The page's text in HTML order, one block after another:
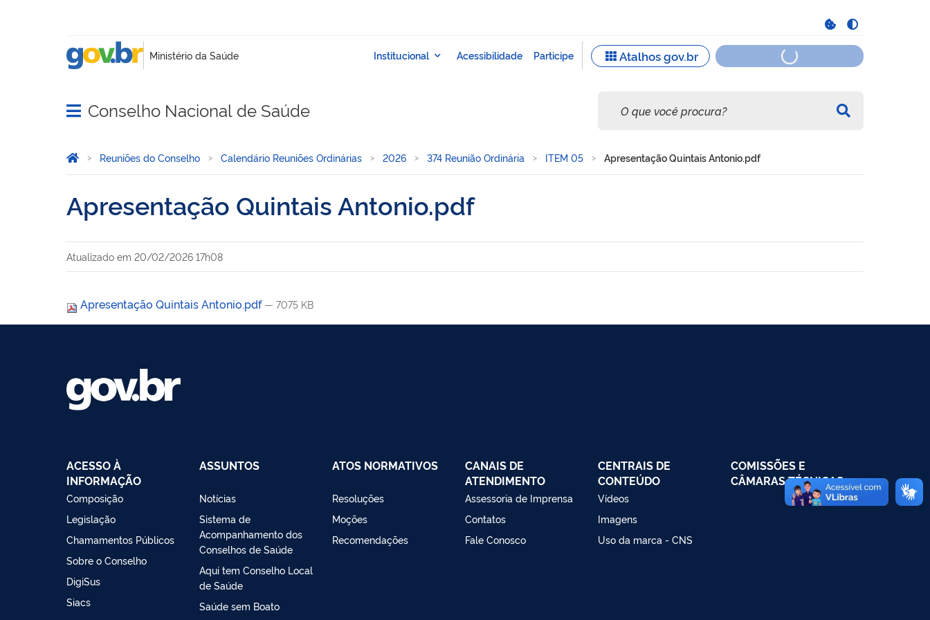
Abrir menu principal de navegação
Conselho Nacional de Saúde
Você está aqui:
Página Inicial
Reuniões do Conselho Calendário Reuniões Ordinárias 2026 374 Reunião Ordinária ITEM 05 Apresentação Quintais Antonio.pdf
Apresentação Quintais Antonio.pdf
Atualizado em 20/02/2026 17h08
Apresentação Quintais Antonio.pdf — 7075 KB
ACESSO À
INFORMAÇÃO
Composição
Legislação
Chamamentos Públicos
Sobre o Conselho
DigiSus
Siacs
ASSUNTOS
Notícias
Sistema de
Acompanhamento dos
Conselhos de Saúde
Aqui tem Conselho Local
de Saúde
Saúde sem Boato
ATOS NORMATIVOS
Resoluções
Moções
Recomendações
CANAIS DE
ATENDIMENTO
Assessoria de Imprensa
Contatos
Fale Conosco
CENTRAIS DE
CONTEÚDO
Vídeos
Imagens
Uso da marca - CNS
COMISSÕES E
CÂMARAS TÉCNICAS